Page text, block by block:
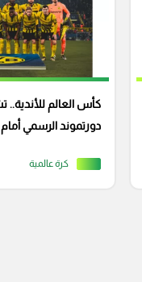
كرة عالمية
كأس العالم للأندية..
دورتموند الرسمي